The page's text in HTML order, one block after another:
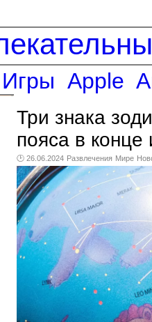
Игры Apple
Три знака
пояса в
🕑 26.06.2024 Развлечения Мире